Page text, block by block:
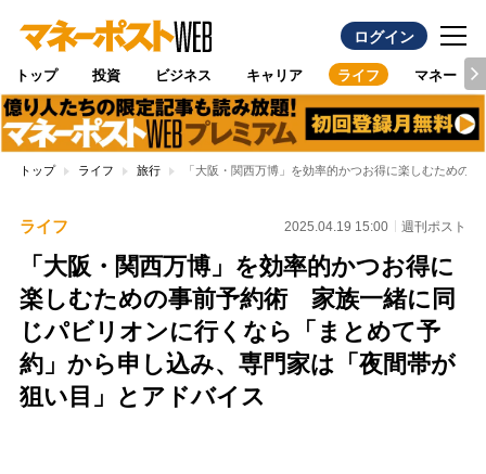
ログイン
トップ 投資 ビジネス キャリア ライフ マネー
トップ ライフ 旅行 「大阪・関西万博」を効率的かつお得に楽しむための
ライフ 2025.04.19 15:00 週刊ポスト
「大阪・関西万博」を効率的かつお得に
楽しむための事前予約術 家族一緒に同
じパビリオンに行くなら「まとめて予
約」から申し込み、専門家は「夜間帯が
狙い目」とアドバイス